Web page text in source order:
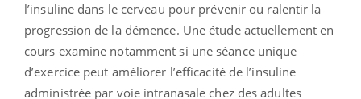
l’insuline dans le cerveau pour prévenir ou ralentir la
progression de la démence. Une étude actuellement en
cours examine notamment si une séance unique
d’exercice peut améliorer l’efficacité de l’insuline
administrée par voie intranasale chez des adultes